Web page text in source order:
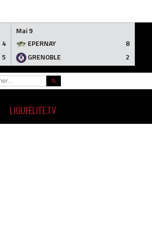
4
5
Mai 9
EPERNAY
8
GRENOBLE
2
LIGUEELITE.TV
RECHERCHER :